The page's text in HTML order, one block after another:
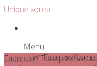
Skip
content
Unique korea
Menu
Главная
Главная/Товары с